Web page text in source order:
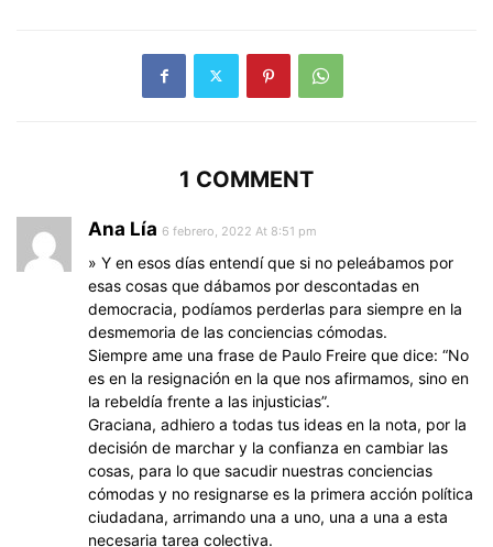
1 COMMENT
Ana Lía 6 febrero, 2022 At 8:51 pm
» Y en esos días entendí que si no peleábamos por
esas cosas que dábamos por descontadas en
democracia, podíamos perderlas para siempre en la
desmemoria de las conciencias cómodas.
Siempre ame una frase de Paulo Freire que dice: “No
es en la resignación en la que nos afirmamos, sino en
la rebeldía frente a las injusticias”.
Graciana, adhiero a todas tus ideas en la nota, por la
decisión de marchar y la confianza en cambiar las
cosas, para lo que sacudir nuestras conciencias
cómodas y no resignarse es la primera acción política
ciudadana, arrimando una a uno, una a una a esta
necesaria tarea colectiva.